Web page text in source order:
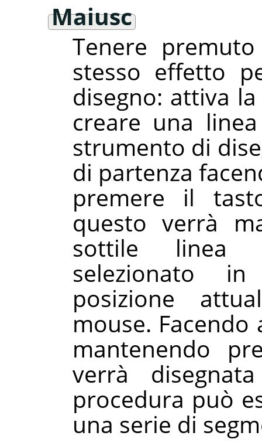
Maiusc
Tenere
stesso effetto
disegno: attiva
creare una
strumento di
di partenza
premere il
questo verrà
sottile linea
selezionato
posizione
mouse.
mantenendo
verrà
procedura può
una serie di